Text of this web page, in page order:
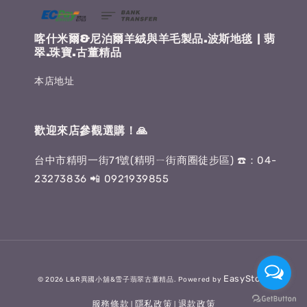
喀什米爾&尼泊爾羊絨與羊毛製品.波斯地毯 | 翡
翠.珠寶.古董精品
本店地址
歡迎來店參觀選購！🙏
台中市精明一街71號(精明ㄧ街商圈徒步區) ☎️：04-
23273836 📲 0921939855
© 2026 L&R異國小舖&雪子翡翠古董精品. Powered by EasyStore
服務條款 隱私政策 退款政策